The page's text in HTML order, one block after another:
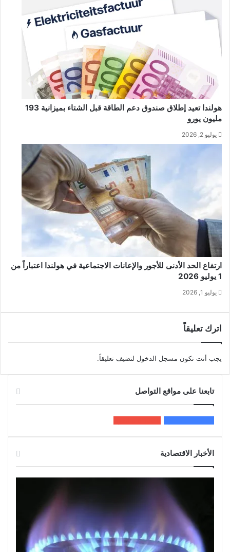
هولندا تعيد إطلاق صندوق دعم الطاقة قبل الشتاء بميزانية 193
مليون يورو
يوليو 2, 2026
ارتفاع الحد الأدنى للأجور والإعانات الاجتماعية في هولندا اعتباراً من
1 يوليو 2026
يوليو 1, 2026
اترك تعليقاً
يجب أنت تكون مسجل الدخول لتضيف تعليقاً.
تابعنا على مواقع التواصل
الأخبار الاقتصادية